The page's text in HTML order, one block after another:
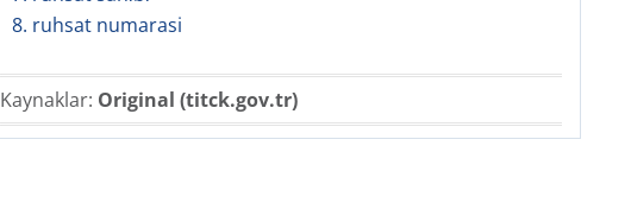
8. ruhsat numarasi
Kaynaklar: Original (titck.gov.tr)